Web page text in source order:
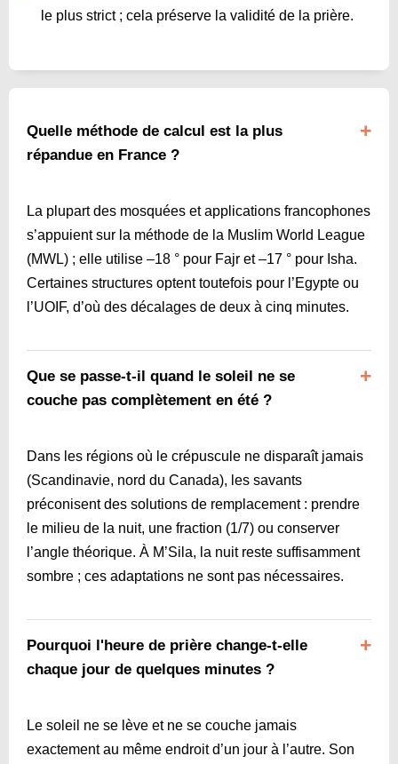
le plus strict ; cela préserve la validité de la prière.
Quelle méthode de calcul est la plus
répandue en France ?
La plupart des mosquées et applications francophones
s’appuient sur la méthode de la Muslim World League
(MWL) ; elle utilise –18 ° pour Fajr et –17 ° pour Isha.
Certaines structures optent toutefois pour l’Egypte ou
l’UOIF, d’où des décalages de deux à cinq minutes.
Que se passe-t-il quand le soleil ne se
couche pas complètement en été ?
Dans les régions où le crépuscule ne disparaît jamais
(Scandinavie, nord du Canada), les savants
préconisent des solutions de remplacement : prendre
le milieu de la nuit, une fraction (1/7) ou conserver
l’angle théorique. À M’Sila, la nuit reste suffisamment
sombre ; ces adaptations ne sont pas nécessaires.
Pourquoi l'heure de prière change-t-elle
chaque jour de quelques minutes ?
Le soleil ne se lève et ne se couche jamais
exactement au même endroit d’un jour à l’autre. Son